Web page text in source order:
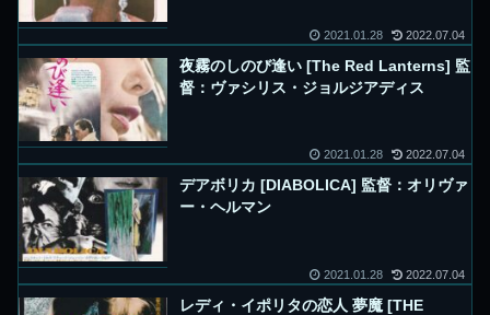
2021.01.28 2022.07.04
夜霧のしのび逢い [The Red Lanterns] 監
督：ヴァシリス・ジョルジアディス
2021.01.28 2022.07.04
デアボリカ [DIABOLICA] 監督：オリヴァ
ー・ヘルマン
2021.01.28 2022.07.04
レディ・イポリタの恋人 夢魔 [THE